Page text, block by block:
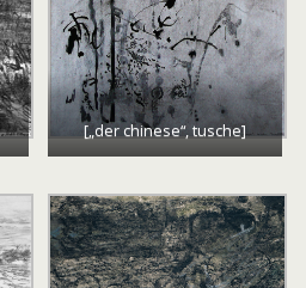
[„der chinese“, tusche]